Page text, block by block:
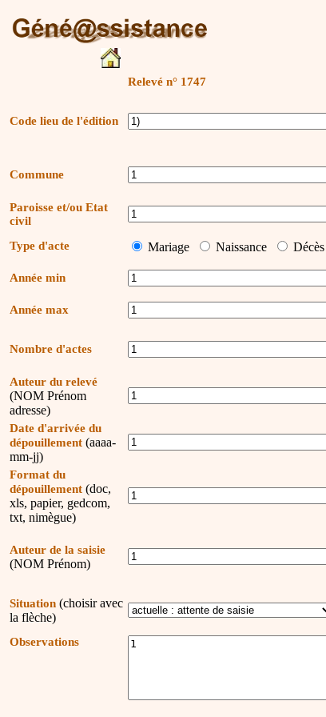
Relevé n° 1747
Code lieu de l'édition
Commune
Paroisse et/ou Etat
civil
Type d'acte Mariage Naissance Décès
Année min
Année max
Nombre d'actes
Auteur du relevé
(NOM Prénom
adresse)
Date d'arrivée du
dépouillement (aaaa-
mm-jj)
Format du
dépouillement (doc,
xls, papier, gedcom,
txt, nimègue)
Auteur de la saisie
(NOM Prénom)
Situation (choisir avec
la flèche)
Observations